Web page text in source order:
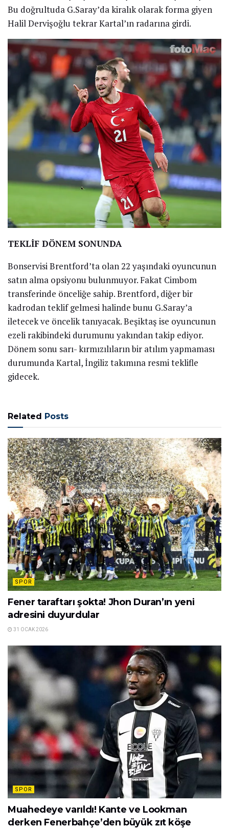
Bu doğrultuda G.Saray’da kiralık olarak forma giyen
Halil Dervişoğlu tekrar Kartal’ın radarına girdi.
TEKLİF DÖNEM SONUNDA
Bonservisi Brentford’ta olan 22 yaşındaki oyuncunun
satın alma opsiyonu bulunmuyor. Fakat Cimbom
transferinde önceliğe sahip. Brentford, diğer bir
kadrodan teklif gelmesi halinde bunu G.Saray’a
iletecek ve öncelik tanıyacak. Beşiktaş ise oyuncunun
ezeli rakibindeki durumunu yakından takip ediyor.
Dönem sonu sarı- kırmızılıların bir atılım yapmaması
durumunda Kartal, İngiliz takımına resmi teklifle
gidecek.
Related Posts
SPOR
Fener taraftarı şokta! Jhon Duran’ın yeni
adresini duyurdular
31 OCAK 2026
SPOR
Muahedeye varıldı! Kante ve Lookman
derken Fenerbahçe’den büyük zıt köşe